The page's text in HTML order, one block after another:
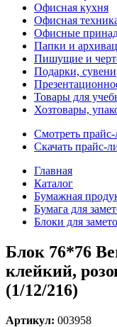
Офисная кухня
Офисная
Офисные
Папки и
Пишущие и
Подарки,
Товары для
Хозтовары,
Смотреть прайс-
Скачать прайс-
Главная
Каталог
Бумажная
Бумага для
Блоки для
Блок 76*76
клейкий,
(1/12/216)
Артикул: 003958